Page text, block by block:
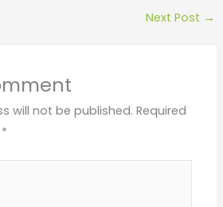
Next Post →
will not be published. Required
*